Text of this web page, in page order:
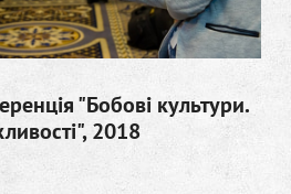
"Бобові культури.
2018